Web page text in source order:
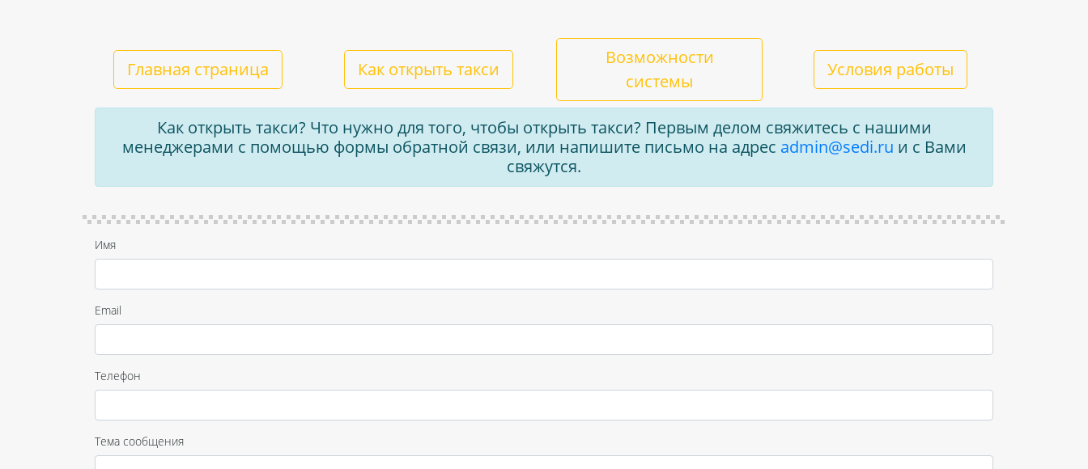
Главная страница Как открыть такси
Возможности
системы
Условия работы
Как открыть такси? Что нужно для того, чтобы открыть такси? Первым делом свяжитесь с нашими
менеджерами с помощью формы обратной связи, или напишите письмо на адрес admin@sedi.ru и с Вами
свяжутся.
Имя
Email
Телефон
Тема сообщения